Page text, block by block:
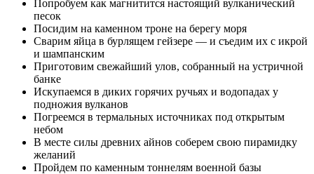
место в программе занимает кухня. Вас ждутморские
деликатесыи настоящая курильская уха.
Дополним эстетику момента бокалом игристого на фоне
самых захватывающих видов острова.
Посещение всехгорячих источниковуже включено в
бюджет поездки
Продуманные маршруты
внедорожниках сводят время в пути к минимуму, позволяя
больше отдыхать и созерцать
Попробуем как магнитится настоящий вулканический
песок
Посидим на каменном троне на берегу моря
Сварим яйца в бурлящем гейзере — и съедим их с икрой
и шампанским
Приготовим свежайший улов, собранный на устричной
банке
Искупаемся в диких горячих ручьях и водопадах у
подножия вулканов
Погреемся в термальных источниках под открытым
небом
В месте силы древних айнов соберем свою пирамидку
желаний
Пройдем по каменным тоннелям военной базы